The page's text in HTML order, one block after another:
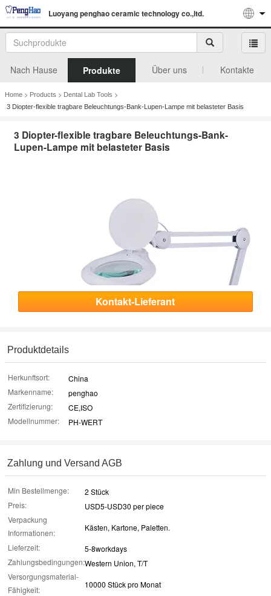
Luoyang penghao ceramic technology co.,ltd.
Nach Hause Produkte Über uns Kontakte
Home > Products > Dental Lab Tools >
3 Diopter-flexible tragbare Beleuchtungs-Bank-Lupen-Lampe mit belasteter Basis
3 Diopter-flexible tragbare Beleuchtungs-Bank-
Lupen-Lampe mit belasteter Basis
Kontakt-Lieferant
Produktdetails
Herkunftsort:
China
Markenname:
penghao
Zertifizierung:
CE,ISO
Modellnummer:
PH-WERT
Zahlung und Versand AGB
Min Bestellmenge:
2 Stück
Preis:
USD5-USD30 per piece
Verpackung
Informationen:
Kästen, Kartone, Paletten.
Lieferzeit:
5-8workdays
Zahlungsbedingungen:Western Union, T/T
Versorgungsmaterial-
Fähigkeit:
10000 Stück pro Monat